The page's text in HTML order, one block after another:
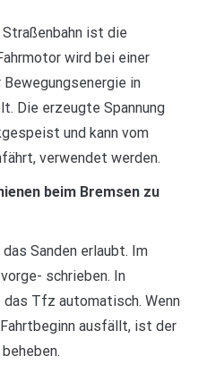
Straßenbahn ist die
wird bei einer
Bewegungsenergie in
Die erzeugte Spannung
und kann vom
verwendet werden.
beim Bremsen zu
Sanden erlaubt. Im
schrieben. In
Tfz automatisch. Wenn
ausfällt, ist der